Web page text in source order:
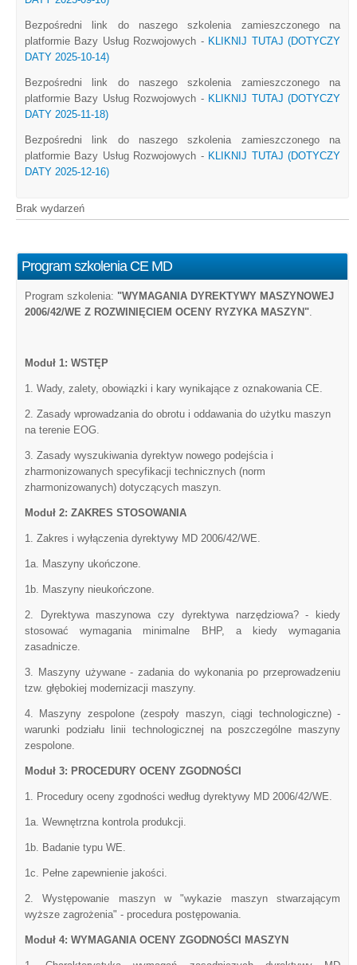
Bezpośredni link do naszego szkolenia zamieszczonego na
platformie Bazy Usług Rozwojowych - KLIKNIJ TUTAJ (DOTYCZY
DATY 2025-10-14)
Bezpośredni link do naszego szkolenia zamieszczonego na
platformie Bazy Usług Rozwojowych - KLIKNIJ TUTAJ (DOTYCZY
DATY 2025-11-18)
Bezpośredni link do naszego szkolenia zamieszczonego na
platformie Bazy Usług Rozwojowych - KLIKNIJ TUTAJ (DOTYCZY
DATY 2025-12-16)
Brak wydarzeń
Program szkolenia CE MD
Program szkolenia: "WYMAGANIA DYREKTYWY MASZYNOWEJ
2006/42/WE Z ROZWINIĘCIEM OCENY RYZYKA MASZYN"
Moduł 1: WSTĘP
1. Wady, zalety, obowiązki i kary wynikające z oznakowania CE.
2. Zasady wprowadzania do obrotu i oddawania do użytku maszyn
na terenie EOG.
3. Zasady wyszukiwania dyrektyw nowego podejścia i
zharmonizowanych specyfikacji technicznych (norm
zharmonizowanych) dotyczących maszyn.
Moduł 2: ZAKRES STOSOWANIA
1. Zakres i wyłączenia dyrektywy MD 2006/42/WE.
1a. Maszyny ukończone.
1b. Maszyny nieukończone.
2. Dyrektywa maszynowa czy dyrektywa narzędziowa? - kiedy
stosować wymagania minimalne BHP, a kiedy wymagania
zasadnicze.
3. Maszyny używane - zadania do wykonania po przeprowadzeniu
tzw. głębokiej modernizacji maszyny.
4. Maszyny zespolone (zespoły maszyn, ciągi technologiczne) -
warunki podziału linii technologicznej na poszczególne maszyny
zespolone.
Moduł 3: PROCEDURY OCENY ZGODNOŚCI
1. Procedury oceny zgodności według dyrektywy MD 2006/42/WE.
1a. Wewnętrzna kontrola produkcji.
1b. Badanie typu WE.
1c. Pełne zapewnienie jakości.
2. Występowanie maszyn w "wykazie maszyn stwarzającym
wyższe zagrożenia" - procedura postępowania.
Moduł 4: WYMAGANIA OCENY ZGODNOŚCI MASZYN